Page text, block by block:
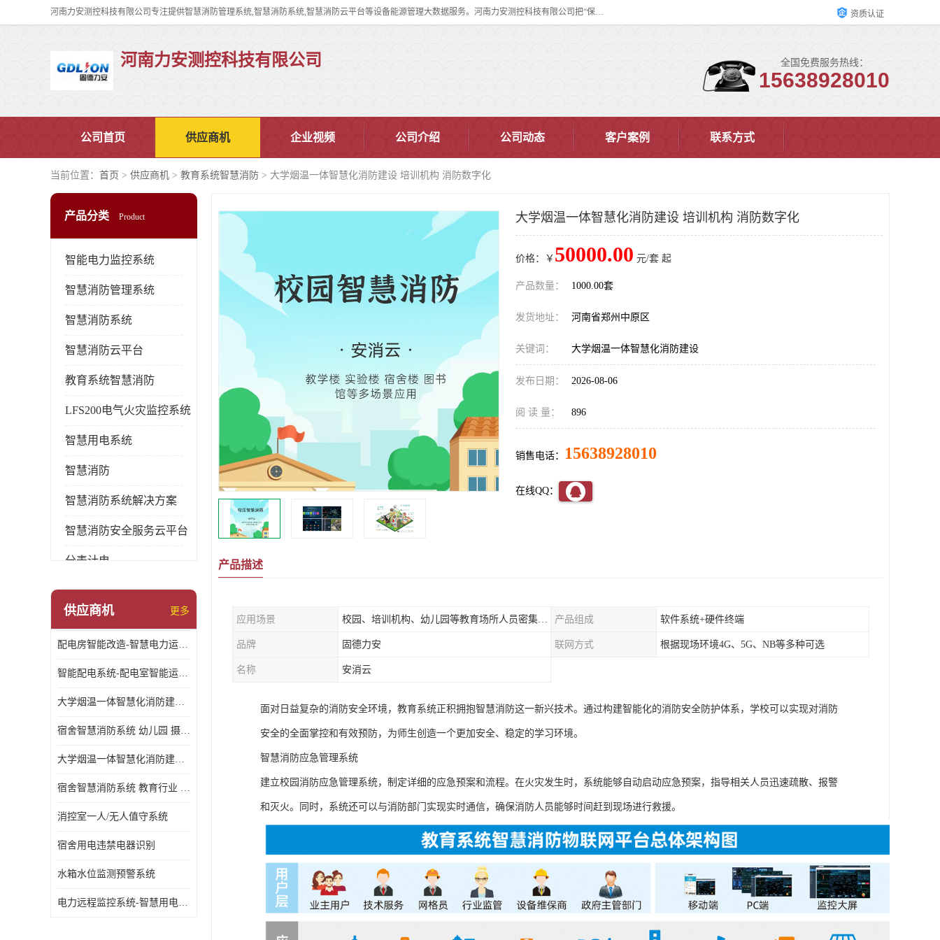
河南力安测控科技有限公司专注提供智慧消防管理系统,智慧消防系统,智慧消防云平台等设备能源管理大数据服务。河南力安测控科技有限公司把“保障设备运行安全可控,让设备管理变得简单”确定为力安的历史使命。 资质认证
河南力安测控科技有限公司 全国免费服务热线：
15638928010
公司首页 供应商机 企业视频 公司介绍 公司动态 客户案例 联系方式
当前位置： 首页 > 供应商机 > 教育系统智慧消防 > 大学烟温一体智慧化消防建设 培训机构 消防数字化
产品分类 Product
智能电力监控系统
智慧消防管理系统
智慧消防系统
智慧消防云平台
教育系统智慧消防
LFS200电气火灾监控系统
智慧用电系统
智慧消防
智慧消防系统解决方案
智慧消防安全服务云平台
分表计电
环保用电监管系统
供应商机 更多
配电房智能改造-智慧电力运维云平台
智能配电系统-配电室智能运维监控系统-智能化配电系统平台厂家
大学烟温一体智慧化消防建设 大学校园 消防数字化
宿舍智慧消防系统 幼儿园 摄像头升级
大学烟温一体智慧化消防建设 培训机构 数字化
宿舍智慧消防系统 教育行业 摄像头升级
消控室一人/无人值守系统
宿舍用电违禁电器识别
水箱水位监测预警系统
电力远程监控系统-智慧用电安全监控管理系统
大学烟温一体智慧化消防建设 培训机构 消防数字化
价格：￥ 50000.00 元/套 起
产品数量： 1000.00套
发货地址： 河南省郑州中原区
关键词： 大学烟温一体智慧化消防建设
发布日期： 2026-08-06
阅 读 量： 896
销售电话： 15638928010
在线QQ：
产品描述
应用场景 校园、培训机构、幼儿园等教育场所人员密集场所消防安全监控管理系统 产品组成 软件系统+硬件终端
品牌 固德力安 联网方式 根据现场环境4G、5G、NB等多种可选
名称 安消云
面对日益复杂的消防安全环境，教育系统正积拥抱智慧消防这一新兴技术。通过构建智能化的消防安全防护体系，学校可以实现对消防
安全的全面掌控和有效预防，为师生创造一个更加安全、稳定的学习环境。
智慧消防应急管理系统
建立校园消防应急管理系统，制定详细的应急预案和流程。在火灾发生时，系统能够自动启动应急预案，指导相关人员迅速疏散、报警
和灭火。同时，系统还可以与消防部门实现实时通信，确保消防人员能够时间赶到现场进行救援。